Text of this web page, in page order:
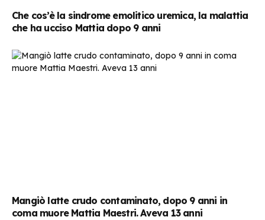
Che cos’è la sindrome emolitico uremica, la malattia
che ha ucciso Mattia dopo 9 anni
Mangiò latte crudo contaminato, dopo 9 anni in
coma muore Mattia Maestri. Aveva 13 anni